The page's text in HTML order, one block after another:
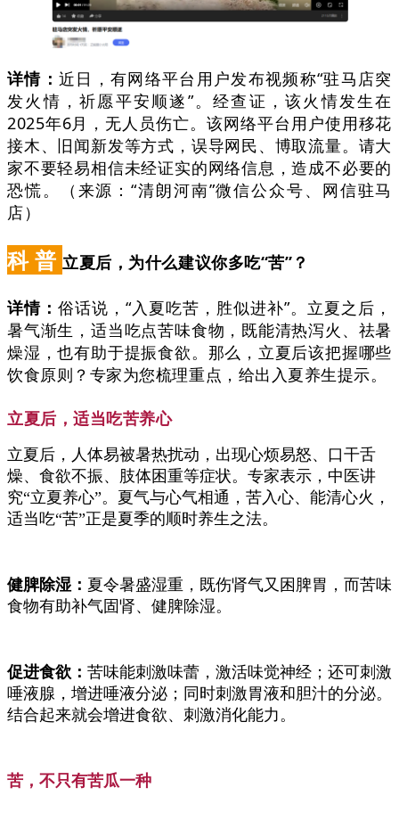
详情：近日，有网络平台用户发布视频称“驻马店突
发火情，祈愿平安顺遂”。经查证，该火情发生在
2025年6月，无人员伤亡。该网络平台用户使用移花
接木、旧闻新发等方式，误导网民、博取流量。请大
家不要轻易相信未经证实的网络信息，造成不必要的
恐慌。（来源：“清朗河南”微信公众号、网信驻马
店）
科普 立夏后，为什么建议你多吃“苦”？
详情：俗话说，“入夏吃苦，胜似进补”。立夏之后，
暑气渐生，适当吃点苦味食物，既能清热泻火、祛暑
燥湿，也有助于提振食欲。那么，立夏后该把握哪些
饮食原则？专家为您梳理重点，给出入夏养生提示。
立夏后，适当吃苦养心
立夏后，人体易被暑热扰动，出现心烦易怒、口干舌
燥、食欲不振、肢体困重等症状。专家表示，中医讲
究“立夏养心”。夏气与心气相通，苦入心、能清心火，
适当吃“苦”正是夏季的顺时养生之法。
健脾除湿： 夏令暑盛湿重，既伤肾气又困脾胃，而苦味
食物有助补气固肾、健脾除湿。
促进食欲： 苦味能刺激味蕾，激活味觉神经；还可刺激
唾液腺，增进唾液分泌；同时刺激胃液和胆汁的分泌。
结合起来就会增进食欲、刺激消化能力。
苦，不只有苦瓜一种